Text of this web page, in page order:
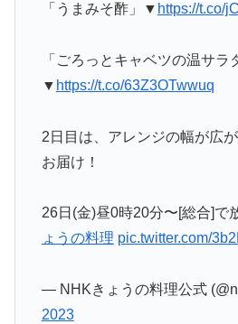
「うまみそ酢」▼ https://t.co/
「ごろっとキャベツの温サラ
▼ https://t.co/63Z3OTwwuq
2日目は、アレンジの幅が広
お届け！
26日(金)昼0時20分〜[総合]で
ょうの料理 pic.twitter.com/
— NHKきょうの料理公式
2023